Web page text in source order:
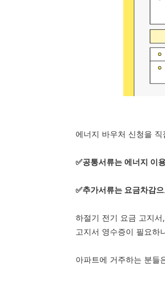
에너지 바우처 신청을
✅공통서류는 에너지 이
✅추가서류는 요금차감
하절기 전기 요금 고지
고지서 영수증이 필요하
아파트에 거주하는 분들